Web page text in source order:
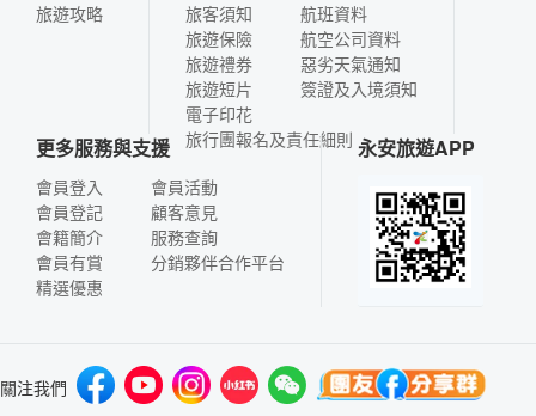
旅遊攻略
旅客須知
旅遊保險
旅遊禮券
旅遊短片
電子印花
航班資料
航空公司資料
惡劣天氣通知
簽證及入境須知
旅行團報名及責任細則
更多服務與支援
會員登入
會員登記
會籍簡介
會員有賞
精選優惠
會員活動
顧客意見
服務查詢
分銷夥伴合作平台
永安旅遊APP
關注我們